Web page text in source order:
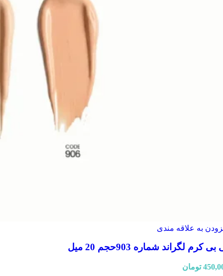
به علاقه مندی
کرم لگراند شماره 903حجم 20 میل
تومان